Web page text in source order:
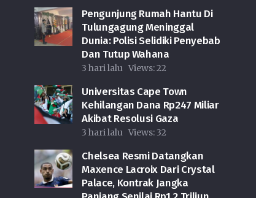
Pengunjung Rumah Hantu Di
Tulungagung Meninggal
Dunia: Polisi Selidiki Penyebab
Dan Tutup Wahana
3 hari lalu Views:22
Universitas Cape Town
Kehilangan Dana Rp247 Miliar
Akibat Resolusi Gaza
3 hari lalu Views: 32
Chelsea Resmi Datangkan
Maxence Lacroix Dari Crystal
Palace, Kontrak Jangka